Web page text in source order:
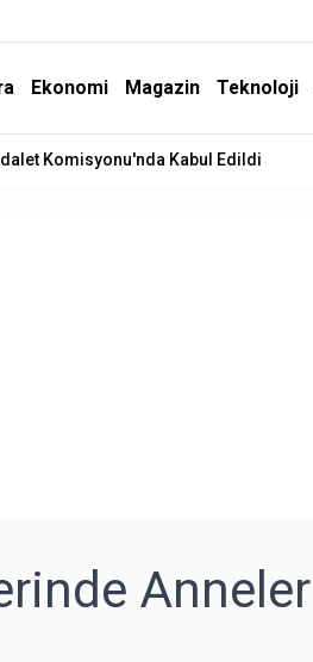
Ekonomi Magazin Teknoloji
Komisyonu'nda Kabul Edildi